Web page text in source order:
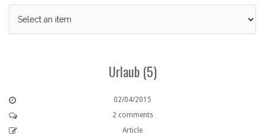
Urlaub (5)
02/04/2015
2 comments
Article